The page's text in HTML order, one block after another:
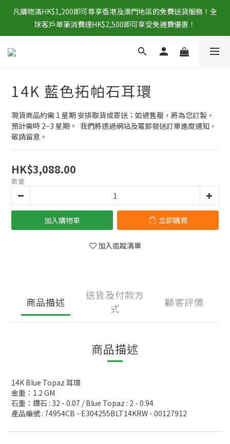
凡購物滿HK$1,200即可尊享香港及澳門地區的免費送貨服務！全
球客戶單筆消費達HK$2,500即可享受免運費優惠！
14K 藍色拓帕石耳環
現貨商品約需 1 星期 安排取貨或寄送；如遇售罄，將為您訂製，
預計需時 2–3 星期。  我們將透過網站及電郵發送訂單進度通知，
敬請留意。
HK$3,088.00
數量
加入購物車 立即購買
加入追蹤清單
商品描述
送貨及付款方
式
顧客評價
商品描述
14K Blue Topaz 耳環
金重：1.2 GM
石重：鑽石 : 32 - 0.07 / Blue Topaz : 2 - 0.94
產品編號 : 74954CB - E304255BLT14KRW - 00127912